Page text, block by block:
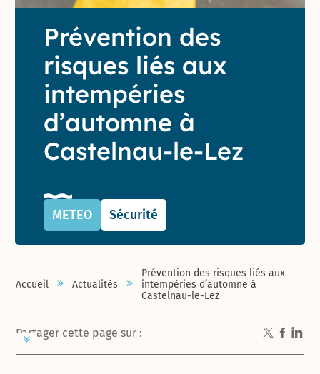
Prévention des
risques liés aux
intempéries
d’automne à
Castelnau-le-Lez
METEO Sécurité
Accueil Actualités
Prévention des risques liés aux
intempéries d’automne à
Castelnau-le-Lez
Partager cette page sur :